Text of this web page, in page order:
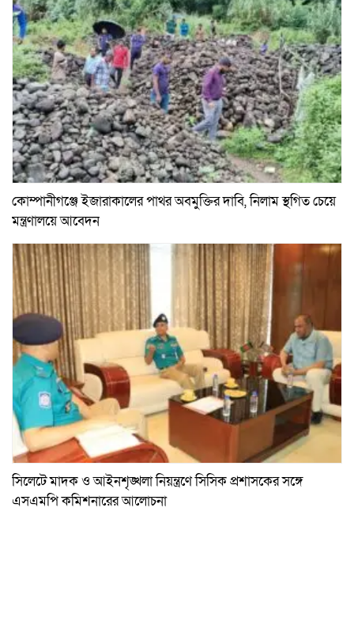
কোম্পানীগঞ্জে ইজারাকালের পাথর অবমুক্তির দাবি, নিলাম স্থগিত চেয়ে
মন্ত্রণালয়ে আবেদন
সিলেটে মাদক ও আইনশৃঙ্খলা নিয়ন্ত্রণে সিসিক প্রশাসকের সঙ্গে
এসএমপি কমিশনারের আলোচনা